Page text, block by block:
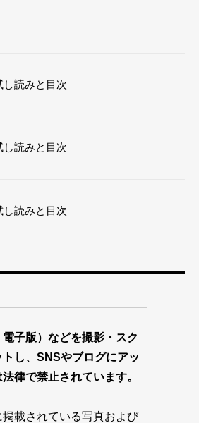
し読みと目次
し読みと目次
し読みと目次
子版）などを撮影・スク
トし、SNSやブログにアッ
律で禁止されています。
載されている写真および